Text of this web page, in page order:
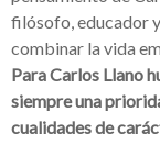
filósofo, educador
combinar la vida
Para Carlos Llano
siempre una
cualidades de